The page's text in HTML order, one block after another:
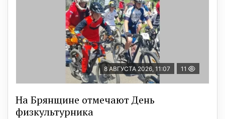
8 АВГУСТА 2026, 11:07 11
На Брянщине отмечают День
физкультурника